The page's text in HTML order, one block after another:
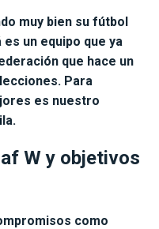
muy bien su fútbol
un equipo que ya
que hace un
Para
es nuestro
W y objetivos
como